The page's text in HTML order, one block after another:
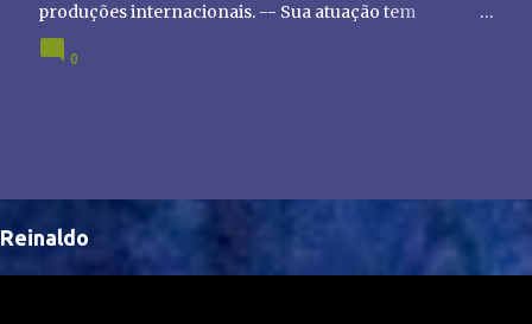
produções internacionais. -- Sua atuação tem
chamado atenção de diretores e produtores fora do
Brasil, abrindo portas para novas oportunidades no
0
Reinaldo